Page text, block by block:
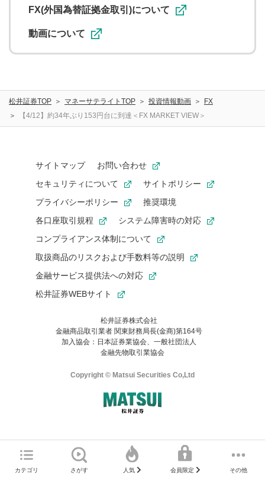
カテゴリ さがす 人気 会員限定 その他
ることがあります。
FX(外国為替証拠金取引)について
動画について
松井証券TOP マネーサテライトTOP 投資情報動画
FX
【4/12】約34年ぶり153円台に到達＜FX MARKET VIEW＞
サイトマップ
お問い合わせ
セキュリティについて
サイトポリシー
プライバシーポリシー
推奨環境
各口座取引規程
システム障害時の対応
コンプライアンス体制について
取扱商品のリスクおよび手数料等の説明
金融サービス提供法への対応
松井証券WEBサイト
松井証券株式会社
金融商品取引業者 関東財務局長(金商)第164号
加入協会：日本証券業協会、一般社団法人
金融先物取引業協会
Copyright © Matsui Securities Co,Ltd
マネーサテライトのWEBサイトへようこそ
直前にご覧いただいていたWEBサイトは、当社が作成したもので
ご利用の環境(Internet Explorer)は、本サイトの推奨環境外のた
め、
一部の機能が正常に動作しない可能性があります。
お気に入り機能は松井証券の会員限定の機能です。
お気に入り登録いただくと、後からいつでもお気に入りのコンテ
ンツを一覧でご確認いただけます。
ご利用いただくには口座開設が必要です。
はご利用の端末で一度ログインしてください。
ログイン